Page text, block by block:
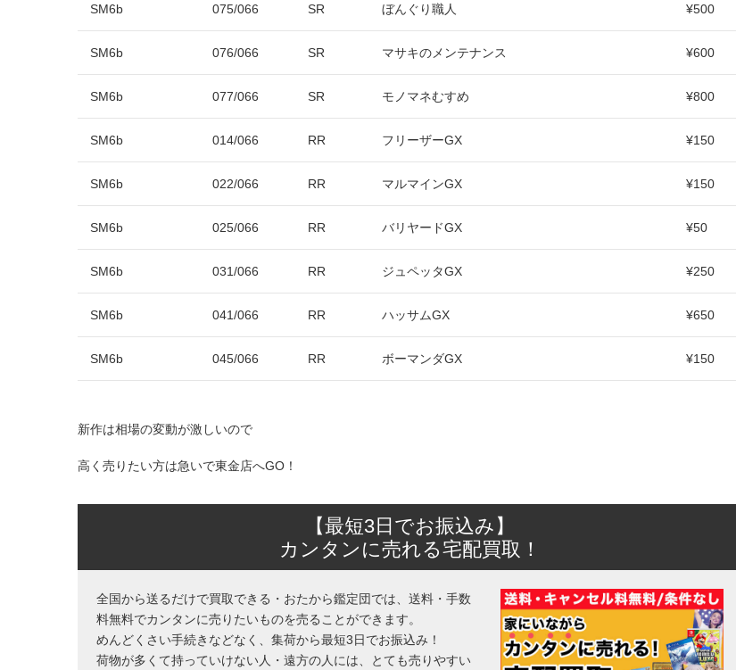
SM6b 075/066 SR ぼんぐり職人 ¥500
SM6b 076/066 SR マサキのメンテナンス ¥600
SM6b 077/066 SR モノマネむすめ ¥800
SM6b 014/066 RR フリーザーGX ¥150
SM6b 022/066 RR マルマインGX ¥150
SM6b 025/066 RR バリヤードGX ¥50
SM6b 031/066 RR ジュペッタGX ¥250
SM6b 041/066 RR ハッサムGX ¥650
SM6b 045/066 RR ボーマンダGX ¥150
新作は相場の変動が激しいので
高く売りたい方は急いで東金店へGO！
【最短3日でお振込み】
カンタンに売れる宅配買取！
全国から送るだけで買取できる・おたから鑑定団では、送料・手数
料無料でカンタンに売りたいものを売ることができます。
めんどくさい手続きなどなく、集荷から最短3日でお振込み！
荷物が多くて持っていけない人・遠方の人には、とても売りやすい